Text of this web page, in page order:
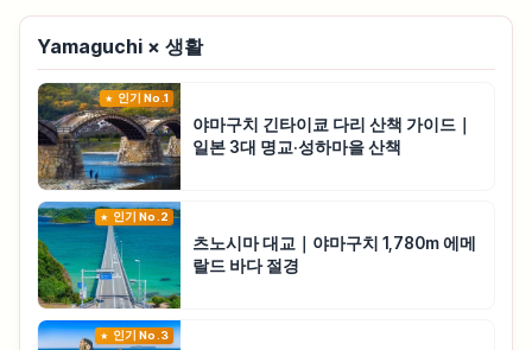
Yamaguchi × 생활
인기 No.1
야마구치 긴타이쿄 다리 산책 가이드｜
일본 3대 명교·성하마을 산책
인기 No.2
츠노시마 대교｜야마구치 1,780m 에메
랄드 바다 절경
인기 No.3